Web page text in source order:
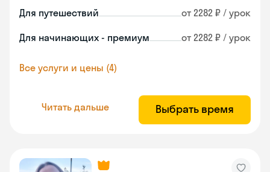
Для путешествий от 2282 ₽ / урок
Для начинающих - премиум от 2282 ₽ / урок
Все услуги и цены (4)
Читать дальше Выбрать время